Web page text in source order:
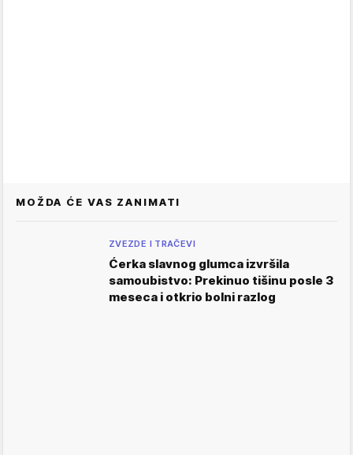
MOŽDA ĆE VAS ZANIMATI
ZVEZDE I TRAČEVI
Ćerka slavnog glumca izvršila
samoubistvo: Prekinuo tišinu posle 3
meseca i otkrio bolni razlog